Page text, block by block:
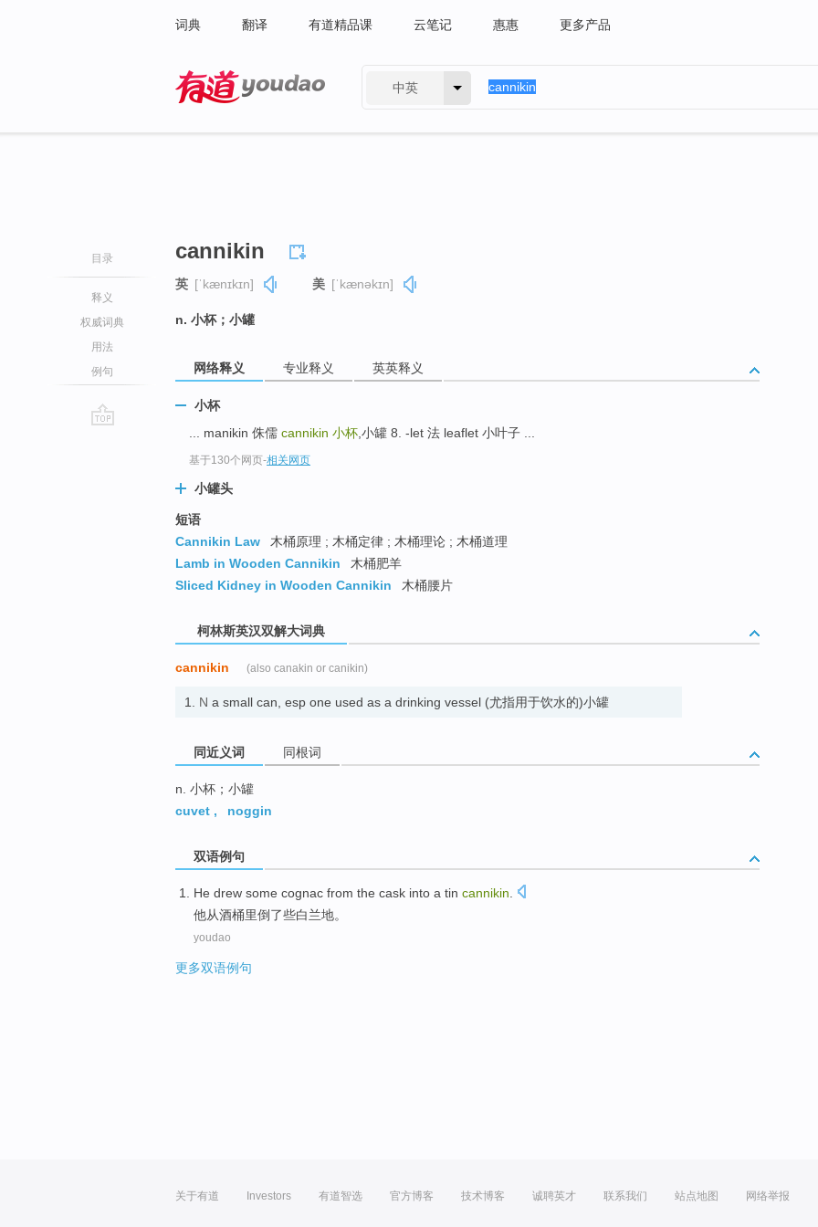
词典 翻译 有道精品课 云笔记 惠惠 更多产品
中英
目录
释义
权威词典
用法
例句
cannikin
英 [ˈkænɪkɪn] 美 [ˈkænəkɪn]
n. 小杯；小罐
网络释义 专业释义 英英释义
小杯
... manikin 侏儒 cannikin 小杯 ,小罐 8. -let 法 leaflet 小叶子 ...
基于130个网页-相关网页
小罐头
短语
Cannikin Law
木桶原理 ; 木桶定律 ; 木桶理论 ; 木桶道理
Lamb in Wooden Cannikin
木桶肥羊
Sliced Kidney in Wooden Cannikin
木桶腰片
柯林斯英汉双解大词典
cannikin (also canakin or canikin)
1. N a small can, esp one used as a drinking vessel (尤指用于饮水的)小罐
同近义词 同根词
n. 小杯；小罐
cuvet , noggin
双语例句
He drew some cognac from the cask into a tin cannikin
他从酒桶里倒了些白兰地。
youdao
更多双语例句
关于有道 Investors 有道智选 官方博客 技术博客 诚聘英才 联系我们 站点地图 网络举报